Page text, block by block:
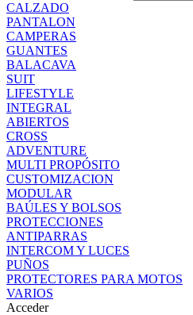
CALZADO
PANTALON
CAMPERAS
GUANTES
BALACAVA
SUIT
LIFESTYLE
INTEGRAL
ABIERTOS
CROSS
ADVENTURE
MULTI PROPÓSITO
CUSTOMIZACION
MODULAR
BAÚLES Y BOLSOS
PROTECCIONES
ANTIPARRAS
INTERCOM Y LUCES
PUÑOS
PROTECTORES PARA MOTOS
VARIOS
Acceder